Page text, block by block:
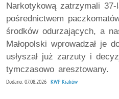
Narkotykową zatrzymali
pośrednictwem
środków odurzających, a
Małopolski wprowadzał je
usłyszał już zarzuty i
tymczasowo aresztowany.
Dodano: 07.08.2026 KWP Kraków